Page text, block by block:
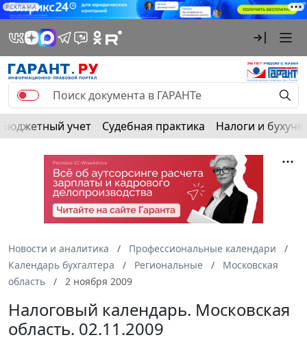
РЕКЛАМА
Бюджетный учет Судебная практика Налоги и
Новости и аналитика
Профессиональные календари
Календарь бухгалтера
Региональные
Московская
область
2 ноября 2009
Налоговый календарь. Московская
область. 02.11.2009